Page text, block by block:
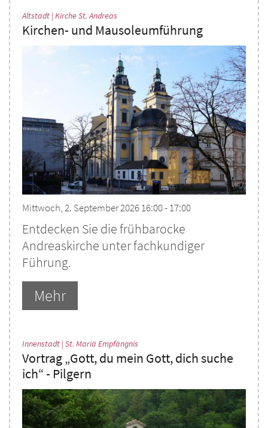
Altstadt | Kirche St. Andreas
Kirchen- und Mausoleumführung
Mittwoch, 2. September 2026 16:00 - 17:00
Entdecken Sie die frühbarocke
Andreaskirche unter fachkundiger
Führung.
Mehr
Innenstadt | St. Mariä Empfängnis
Vortrag „Gott, du mein Gott, dich suche
ich“ - Pilgern